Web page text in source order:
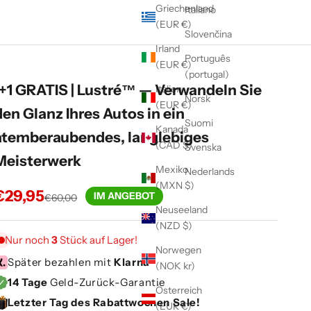
Griechenland
(EUR €)
Irland
(EUR €)
Italien
(EUR €)
Kanada
(CAD $)
Mexiko
(MXN $)
Neuseeland
(NZD $)
Norwegen
(NOK kr)
Österreich
(EUR €)
Italiano
Slovenčina
Português
(portugal)
Norsk
Suomi
Svenska
Nederlands
GRATIS | Lustré™ — Verwandeln Sie
Glanz Ihres Autos in ein
langlebiges
Regulärer Preis
€60,00 IM ANGEBOT
Nur noch3Stück auf Lager!
Später bezahlen mitKlarna
14 Tage Geld-Zurück-Garantie
Letzter Tag des Rabattwochen Sale!